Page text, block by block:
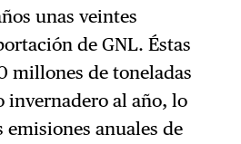
unas veintes
de GNL. Éstas
millones de toneladas
invernadero al año, lo
emisiones anuales de